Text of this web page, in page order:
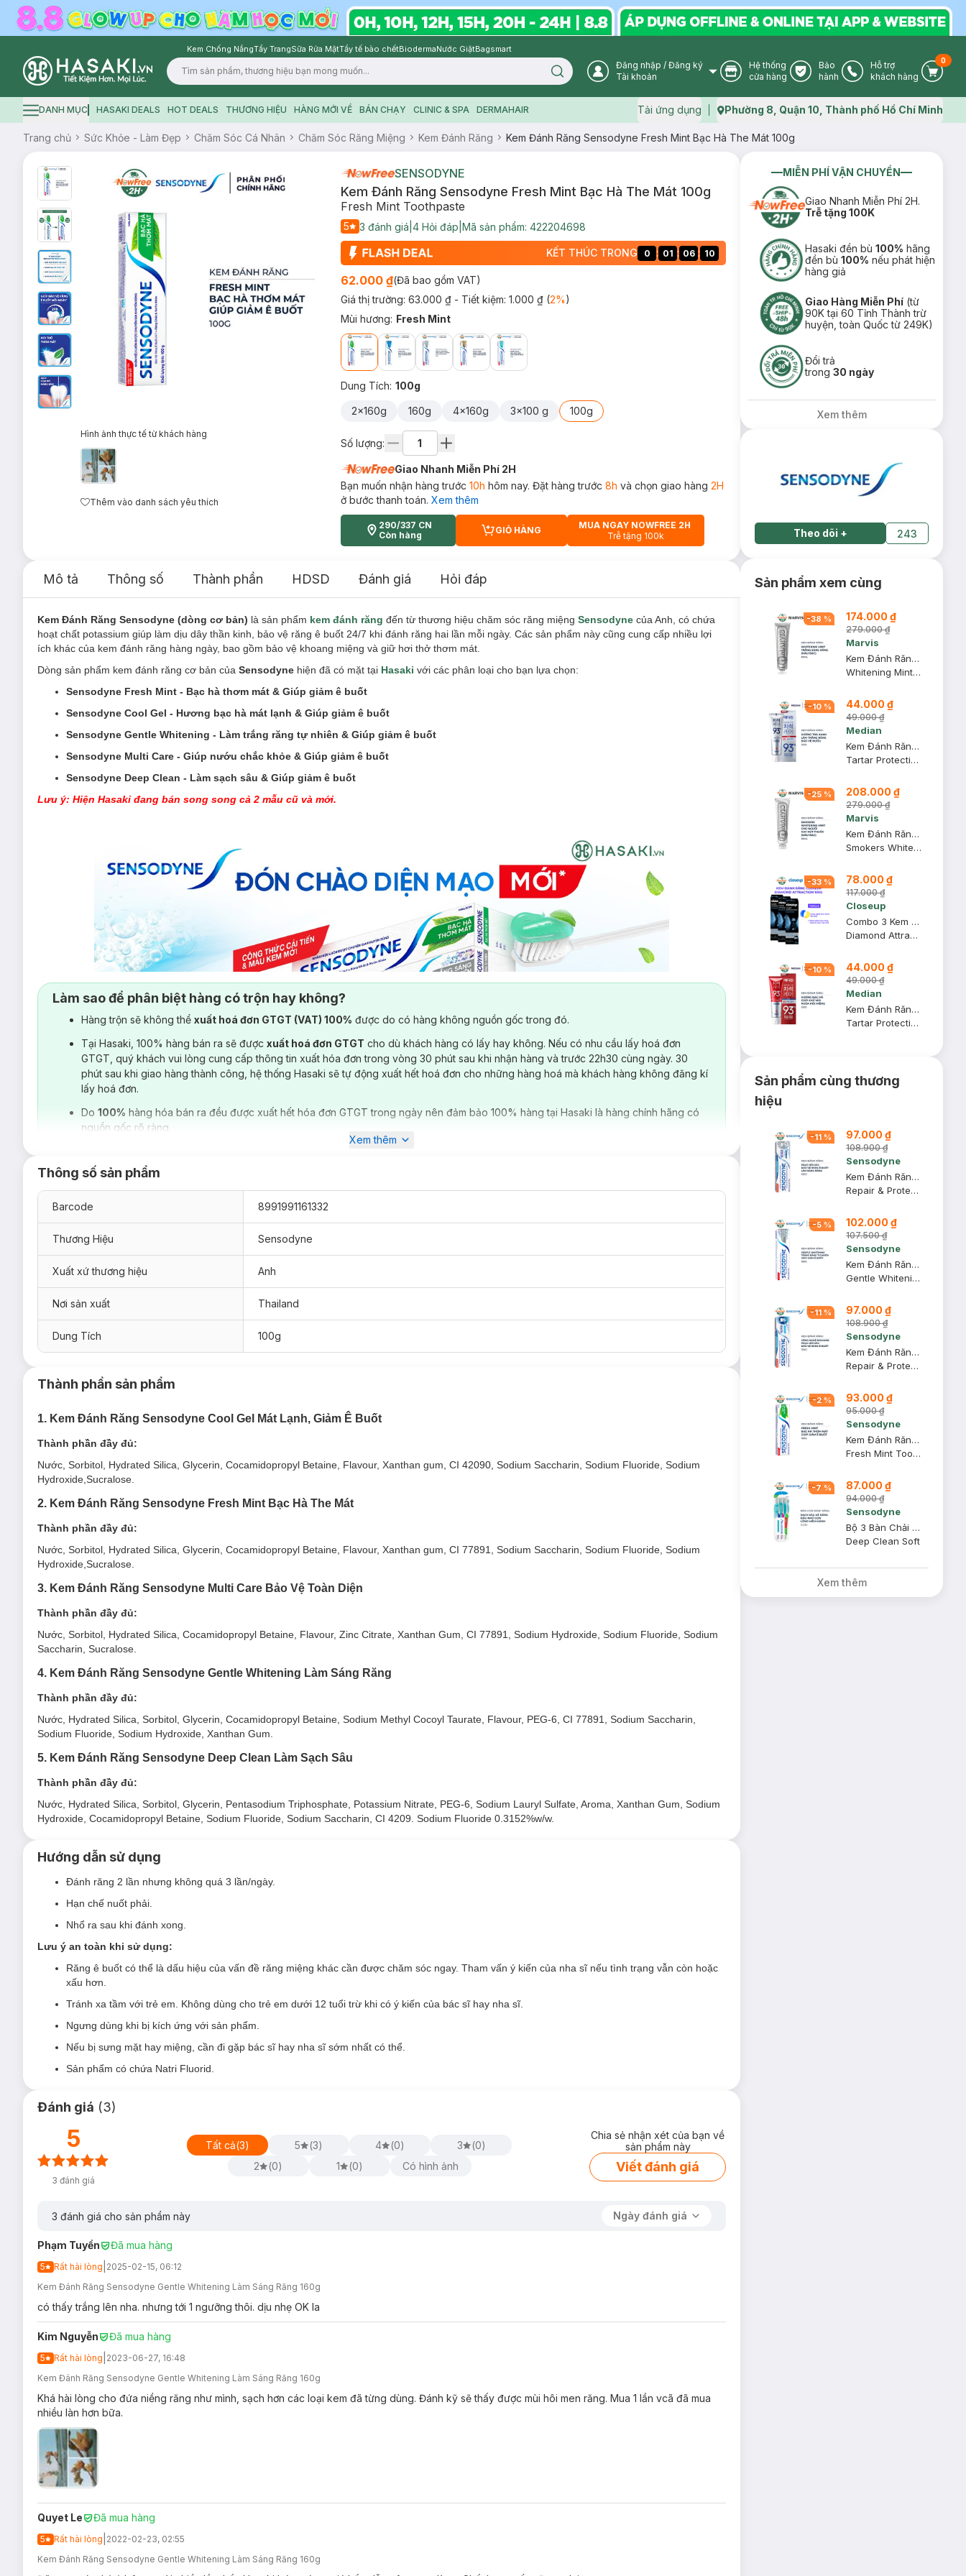
Kem Chống NắngTẩy TrangSữa Rửa MặtTẩy tế bào chếtBiodermaNước GiặtBagsmart
Logo
Search icon User Icon
Đăng nhập / Đăng ký
Tài khoản
Store Icon
Hệ thống
cửa hàng
Warranty Icon
Bảo
hành
Phone Icon
Hỗ trợ
khách hàng
Cart
0
Hamburger icon
DANH MỤC HASAKI DEALS HOT DEALS THƯƠNG HIỆU HÀNG MỚI VỀ BÁN CHẠY CLINIC & SPA DERMAHAIR Tải ứng dụng Map icon
Phường 8, Quận 10, Thành phố Hồ Chí Minh
Trang chủ Sức Khỏe - Làm Đẹp Chăm Sóc Cá Nhân Chăm Sóc Răng Miệng Kem Đánh Răng Kem Đánh Răng Sensodyne Fresh Mint Bạc Hà The Mát 100g
Hình ảnh thực tế từ khách hàng
Thêm vào danh sách yêu thích
SENSODYNE
Kem Đánh Răng Sensodyne Fresh Mint Bạc Hà The Mát 100g
Fresh Mint Toothpaste
5 3 đánh giá 4Hỏi đáp Mã sản phẩm: 422204698
KẾT THÚC TRONG 0 : 01 : 06 : 09
62.000 ₫(Đã bao gồm VAT)
Giá thị trường: 63.000 ₫ - Tiết kiệm: 1.000 ₫(2%)
Mùi hương: Fresh Mint
Dung Tích: 100g
2x160g 160g 4x160g 3x100 g 100g
Số lượng:
Giao Nhanh Miễn Phí 2H
Bạn muốn nhận hàng trước 10h hôm nay. Đặt hàng trước 8h và chọn giao hàng 2H
ở bước thanh toán. Xem thêm
290/337 CN
Còn hàng
CART PLUS ICON
GIỎ HÀNG
MUA NGAY NOWFREE 2H
Trễ tặng 100k
Mô tả Thông số Thành phần HDSD Đánh giá Hỏi đáp
Kem Đánh Răng Sensodyne (dòng cơ bản) là sản phẩm kem đánh răng đến từ thương hiệu chăm sóc răng miệng Sensodyne của Anh, có chứa
hoạt chất potassium giúp làm dịu dây thần kinh, bảo vệ răng ê buốt 24/7 khi đánh răng hai lần mỗi ngày. Các sản phẩm này cũng cung cấp nhiều lợi
ích khác của kem đánh răng hàng ngày, bao gồm bảo vệ khoang miệng và giữ hơi thở thơm mát.
Dòng sản phẩm kem đánh răng cơ bản của Sensodyne hiện đã có mặt tại Hasaki với các phân loại cho bạn lựa chọn:
Sensodyne Fresh Mint - Bạc hà thơm mát & Giúp giảm ê buốt
Sensodyne Cool Gel - Hương bạc hà mát lạnh & Giúp giảm ê buốt
Sensodyne Gentle Whitening - Làm trắng răng tự nhiên & Giúp giảm ê buốt
Sensodyne Multi Care - Giúp nướu chắc khỏe & Giúp giảm ê buốt
Sensodyne Deep Clean - Làm sạch sâu & Giúp giảm ê buốt
Lưu ý: Hiện Hasaki đang bán song song cả 2 mẫu cũ và mới.
1. Kem Đánh Răng Sensodyne Fresh Mint Bạc Hà The Mát
Sensodyne Fresh Mint Toothpastegiúp làm dịu cảm giác ê buốt và bảo vệ khỏi hiện tượng răng ê buốt với hương bạc hà giữ cho khoang miệng
luôn sạch sẽ và thơm mát.
Ưu thế nổi bật của Kem Đánh Răng Sensodyne Fresh Mint:
Được chứng minh lâm sàng giúp bảo vệ hàng ngày và giảm ê buốt hiệu quả.
Công thức giúp bảo vệ răng khỏi tình trạng ê buốt 24/7*.
Đánh răng thường xuyên với
Vị bạc hà thơm mát mang lại cảm giác thơm mát, sạch sẽ.
*Sử dụng thường xuyên. Đánh răng 2 lần và tối đa 3 lần mỗi ngày.
2. Kem Đánh Răng Sensodyne Cool Gel Mát Lạnh, Giảm Ê Buốt
Sensodyne Cool Gel Toothpaste
giúp giảm tình trạng ê buốt răng, được sản xuất dưới dạng gel màu xanh tươi mát. Đánh răng đều đặn với
Sensodyne Cool Gelgiúp loại bỏ mảng bám, ngừa sâu răng và mang lại sự mát lạnh, sạch sẽ cho răng miệng.
Làm sao để phân biệt hàng có trộn hay không?
Hàng trộn sẽ không thể xuất hoá đơn GTGT (VAT) 100% được do có hàng không nguồn gốc trong đó.
Tại Hasaki, 100% hàng bán ra sẽ được xuất hoá đơn GTGT cho dù khách hàng có lấy hay không. Nếu có nhu cầu lấy hoá đơn
GTGT, quý khách vui lòng cung cấp thông tin xuất hóa đơn trong vòng 30 phút sau khi nhận hàng và trước 22h30 cùng ngày. 30
phút sau khi giao hàng thành công, hệ thống Hasaki sẽ tự động xuất hết hoá đơn cho những hàng hoá mà khách hàng không đăng kí
lấy hoá đơn.
Do 100% hàng hóa bán ra đều được xuất hết hóa đơn GTGT trong ngày nên đảm bảo 100% hàng tại Hasaki là hàng chính hãng có
nguồn gốc rõ ràng.
Xem thêm
Thông số sản phẩm
Barcode 8991991161332
Thương Hiệu Sensodyne
Xuất xứ thương hiệu Anh
Nơi sản xuất Thailand
Dung Tích 100g
Thành phần sản phẩm
1. Kem Đánh Răng Sensodyne Cool Gel Mát Lạnh, Giảm Ê Buốt
Thành phần đầy đủ:
Nước, Sorbitol, Hydrated Silica, Glycerin, Cocamidopropyl Betaine, Flavour, Xanthan gum, CI 42090, Sodium Saccharin, Sodium Fluoride, Sodium
Hydroxide,Sucralose.
2. Kem Đánh Răng Sensodyne Fresh Mint Bạc Hà The Mát
Thành phần đầy đủ:
Nước, Sorbitol, Hydrated Silica, Glycerin, Cocamidopropyl Betaine, Flavour, Xanthan gum, CI 77891, Sodium Saccharin, Sodium Fluoride, Sodium
Hydroxide,Sucralose.
3. Kem Đánh Răng Sensodyne Multi Care Bảo Vệ Toàn Diện
Thành phần đầy đủ:
Nước, Sorbitol, Hydrated Silica, Cocamidopropyl Betaine, Flavour, Zinc Citrate, Xanthan Gum, CI 77891, Sodium Hydroxide, Sodium Fluoride, Sodium
Saccharin, Sucralose.
4. Kem Đánh Răng Sensodyne Gentle Whitening Làm Sáng Răng
Thành phần đầy đủ:
Nước, Hydrated Silica, Sorbitol, Glycerin, Cocamidopropyl Betaine, Sodium Methyl Cocoyl Taurate, Flavour, PEG-6, CI 77891, Sodium Saccharin,
Sodium Fluoride, Sodium Hydroxide, Xanthan Gum.
5. Kem Đánh Răng Sensodyne Deep Clean Làm Sạch Sâu
Thành phần đầy đủ:
Nước, Hydrated Silica, Sorbitol, Glycerin, Pentasodium Triphosphate, Potassium Nitrate, PEG-6, Sodium Lauryl Sulfate, Aroma, Xanthan Gum, Sodium
Hydroxide, Cocamidopropyl Betaine, Sodium Fluoride, Sodium Saccharin, CI 4209. Sodium Fluoride 0.3152%w/w.
Hướng dẫn sử dụng
Đánh răng 2 lần nhưng không quá 3 lần/ngày.
Hạn chế nuốt phải.
Nhổ ra sau khi đánh xong.
Lưu ý an toàn khi sử dụng:
Răng ê buốt có thể là dấu hiệu của vấn đề răng miệng khác cần được chăm sóc ngay. Tham vấn ý kiến của nha sĩ nếu tình trạng vẫn còn hoặc
xấu hơn.
Tránh xa tầm với trẻ em. Không dùng cho trẻ em dưới 12 tuổi trừ khi có ý kiến của bác sĩ hay nha sĩ.
Ngưng dùng khi bị kích ứng với sản phẩm.
Nếu bị sưng mặt hay miệng, cần đi gặp bác sĩ hay nha sĩ sớm nhất có thể.
Sản phẩm có chứa Natri Fluorid.
Đánh giá (3)
5
3 đánh giá
Tất cả(3) 5 (3) 4 (0) 3 (0)
2
(0) 1 (0) Có hình ảnh
Chia sẻ nhận xét của bạn về
sản phẩm này
Viết đánh giá
3 đánh giá cho sản phẩm này Ngày đánh giá
Phạm Tuyền Đã mua hàng
5 Rất hài lòng 2025-02-15, 06:12
Kem Đánh Răng Sensodyne Gentle Whitening Làm Sáng Răng 160g
có thấy trắng lên nha. nhưng tới 1 ngưỡng thôi. dịu nhẹ OK la
Kim Nguyễn Đã mua hàng
5 Rất hài lòng 2023-06-27, 16:48
Kem Đánh Răng Sensodyne Gentle Whitening Làm Sáng Răng 160g
Khá hài lòng cho đứa niềng răng như mình, sạch hơn các loại kem đã từng dùng. Đánh kỹ sẽ thấy được mùi hôi men răng. Mua 1 lần vcã đã mua
nhiều làn hơn bữa.
Quyet Le Đã mua hàng
5 Rất hài lòng 2022-02-23, 02:55
Kem Đánh Răng Sensodyne Gentle Whitening Làm Sáng Răng 160g
MIỄN PHÍ VẬN CHUYỂN
Giao Nhanh Miễn Phí 2H.
Trễ tặng 100K
Hasaki đền bù100% hãng
đền bù100% nếu phát hiện
hàng giả
Giao Hàng Miễn Phí (từ
90K tại 60 Tỉnh Thành trừ
huyện, toàn Quốc từ 249K)
Đổi trả
trong30 ngày
Xem thêm
Theo dõi + 243
Sản phẩm xem cùng
-38 % 174.000 ₫
279.000 ₫
Marvis
Kem Đánh Răng Marvis Màu Bạc Làm Trắng Răng 85ml
Whitening Mint Toothpaste
-10 % 44.000 ₫
49.000 ₫
Median
Kem Đánh Răng Median IQ 93% Trắng Răng Màu Trắng Bạc 120g
Tartar Protection Toothpaste - White
-25 % 208.000 ₫
279.000 ₫
Marvis
Kem Đánh Răng Marvis Màu Bạc Cho Người Hút Thuốc 85ml
Smokers Whitening Mint Toothpaste
-33 % 78.000 ₫
117.000 ₫
Closeup
Combo 3 Kem Đánh Răng Closeup Diamond Attraction Trắng Răng 100g
Diamond Attraction
-10 % 44.000 ₫
49.000 ₫
Median
Kem Đánh Răng Median IQ 93% Trắng Răng Màu Đỏ 120g
Tartar Protection Toothpaste - Fresh Breath
Sản phẩm cùng thương
hiệu
-11% 97.000 ₫
108.900 ₫
Sensodyne
Kem Đánh Răng Sensodyne Phục Hồi, Giảm Ê Buốt, Trắng Răng 100g
Repair & Protect Deep Repair - Whitening
-5% 102.000 ₫
107.500 ₫
Sensodyne
Kem Đánh Răng Sensodyne Gentle Whitening Làm Sáng Răng 160g
Gentle Whitening Toothpaste
-11% 97.000 ₫
108.900 ₫
Sensodyne
Kem Đánh Răng Sensodyne Phục Hồi, Giảm Ê Buốt 100g
Repair & Protect Deep Repair
-2% 93.000 ₫
95.000 ₫
Sensodyne
Kem Đánh Răng Sensodyne Fresh Mint Bạc Hà The Mát 160g
Fresh Mint Toothpaste
-7 % 87.000 ₫
94.000 ₫
Sensodyne
Bộ 3 Bàn Chải Đánh Răng Sensodyne Làm Sạch Sâu Kẽ Răng
Deep Clean Soft
Xem thêm